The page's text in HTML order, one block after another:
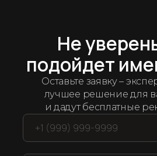
Не
подойдет
Оставьте заявку –
лучшее решение для
и дадут бесплатные
мы протестировали и